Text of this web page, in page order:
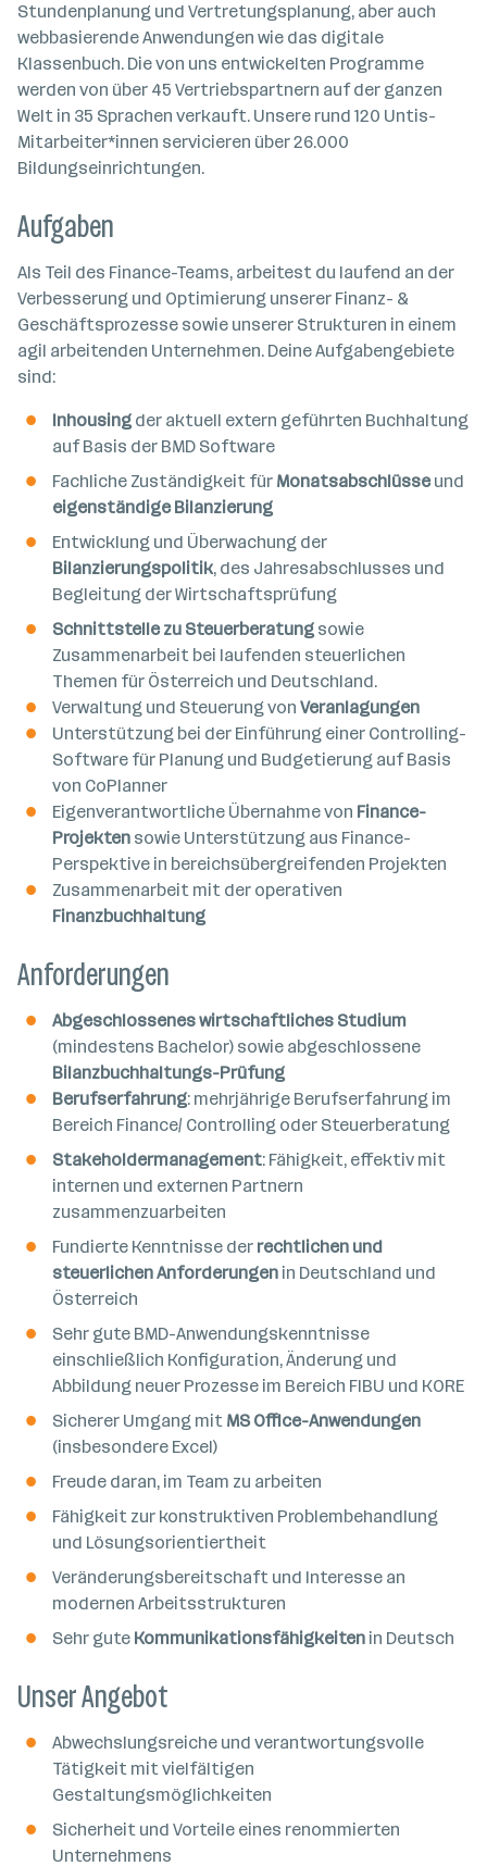
z
a
h
l
Stundenplanung und Vertretungsplanung, aber auch
webbasierende Anwendungen wie das digitale
Klassenbuch. Die von uns entwickelten Programme
werden von über 45 Vertriebspartnern auf der ganzen
Welt in 35 Sprachen verkauft. Unsere rund 120 Untis-
Mitarbeiter*innen servicieren über 26.000
Bildungseinrichtungen.
Aufgaben
Als Teil des Finance-Teams, arbeitest du laufend an der
Verbesserung und Optimierung unserer Finanz- &
Geschäftsprozesse sowie unserer Strukturen in einem
agil arbeitenden Unternehmen. Deine Aufgabengebiete
sind:
Inhousing der aktuell extern geführten Buchhaltung
auf Basis der BMD Software
Fachliche Zuständigkeit für Monatsabschlüsseund
eigenständige Bilanzierung
Entwicklung und Überwachung der
Bilanzierungspolitik, des Jahresabschlusses und
Begleitung der Wirtschaftsprüfung
Schnittstelle zu Steuerberatung sowie
Zusammenarbeit bei laufenden steuerlichen
Themen für Österreich und Deutschland.
Verwaltung und Steuerung von Veranlagungen
Unterstützung bei der Einführung einer Controlling-
Software für Planung und Budgetierung auf Basis
von CoPlanner
Eigenverantwortliche Übernahme von Finance-
Projekten sowie Unterstützung aus Finance-
Perspektive in bereichsübergreifenden Projekten
Zusammenarbeit mit der operativen
Finanzbuchhaltung
Anforderungen
Abgeschlossenes wirtschaftliches Studium
(mindestens Bachelor) sowie abgeschlossene
Bilanzbuchhaltungs-Prüfung
Berufserfahrung: mehrjährige Berufserfahrung im
Bereich Finance/ Controlling oder Steuerberatung
Stakeholdermanagement: Fähigkeit, effektiv mit
internen und externen Partnern
zusammenzuarbeiten
Fundierte Kenntnisse der rechtlichen und
steuerlichen Anforderungen in Deutschland und
Österreich
Sehr gute BMD-Anwendungskenntnisse
einschließlich Konfiguration, Änderung und
Abbildung neuer Prozesse im Bereich FIBU und KORE
Sicherer Umgang mit MS Office-Anwendungen
(insbesondere Excel)
Freude daran, im Team zu arbeiten
Fähigkeit zur konstruktiven Problembehandlung
und Lösungsorientiertheit
Veränderungsbereitschaft und Interesse an
modernen Arbeitsstrukturen
Sehr gute Kommunikationsfähigkeiten in Deutsch
Unser Angebot
Abwechslungsreiche und verantwortungsvolle
Tätigkeit mit vielfältigen
Gestaltungsmöglichkeiten
Sicherheit und Vorteile eines renommierten
Unternehmens